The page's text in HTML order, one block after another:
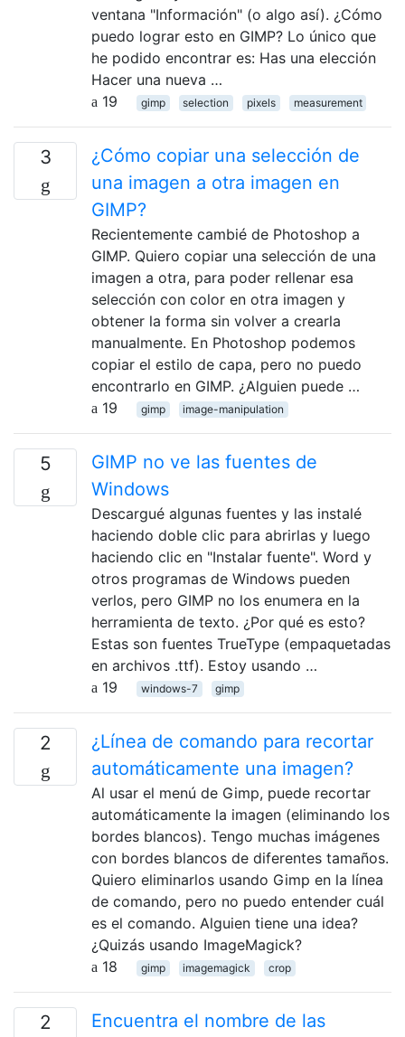
ventana "Información" (o algo así). ¿Cómo
puedo lograr esto en GIMP? Lo único que
he podido encontrar es: Has una elección
Hacer una nueva …
19
gimp selection pixels measurement
3
¿Cómo copiar una selección de
una imagen a otra imagen en
GIMP?
Recientemente cambié de Photoshop a
GIMP. Quiero copiar una selección de una
imagen a otra, para poder rellenar esa
selección con color en otra imagen y
obtener la forma sin volver a crearla
manualmente. En Photoshop podemos
copiar el estilo de capa, pero no puedo
encontrarlo en GIMP. ¿Alguien puede …
19
gimp image-manipulation
5
GIMP no ve las fuentes de
Windows
Descargué algunas fuentes y las instalé
haciendo doble clic para abrirlas y luego
haciendo clic en "Instalar fuente". Word y
otros programas de Windows pueden
verlos, pero GIMP no los enumera en la
herramienta de texto. ¿Por qué es esto?
Estas son fuentes TrueType (empaquetadas
en archivos .ttf). Estoy usando …
19
windows-7 gimp
2
¿Línea de comando para recortar
automáticamente una imagen?
Al usar el menú de Gimp, puede recortar
automáticamente la imagen (eliminando los
bordes blancos). Tengo muchas imágenes
con bordes blancos de diferentes tamaños.
Quiero eliminarlos usando Gimp en la línea
de comando, pero no puedo entender cuál
es el comando. Alguien tiene una idea?
¿Quizás usando ImageMagick?
18
gimp imagemagick crop
2
Encuentra el nombre de las